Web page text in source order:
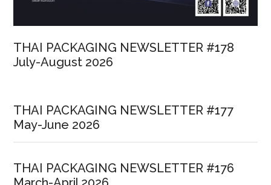
THAI PACKAGING NEWSLETTER #178
July-August 2026
THAI PACKAGING NEWSLETTER #177
May-June 2026
THAI PACKAGING NEWSLETTER #176